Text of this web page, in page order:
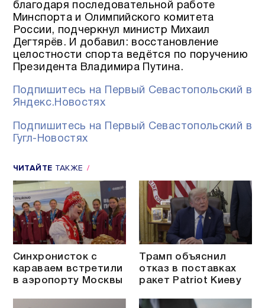
благодаря последовательной работе
Минспорта и Олимпийского комитета
России, подчеркнул министр Михаил
Дегтярёв. И добавил: восстановление
целостности спорта ведётся по поручению
Президента Владимира Путина.
Подпишитесь на Первый Севастопольский в
Яндекс.Новостях
Подпишитесь на Первый Севастопольский в
Гугл-Новостях
ЧИТАЙТЕ ТАКЖЕ
Синхронисток с
караваем встретили
в аэропорту Москвы
Трамп объяснил
отказ в поставках
ракет Patriot Киеву